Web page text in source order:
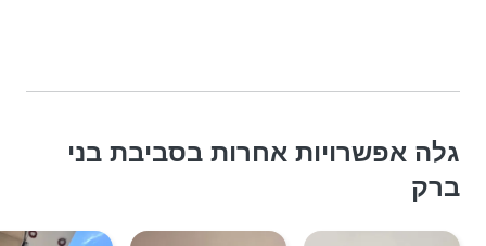
גלה אפשרויות אחרות בסביבת בני
ברק